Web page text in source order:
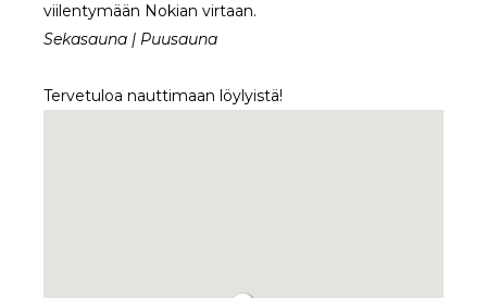
viilentymään Nokian virtaan.
Sekasauna | Puusauna
Tervetuloa nauttimaan löylyistä!